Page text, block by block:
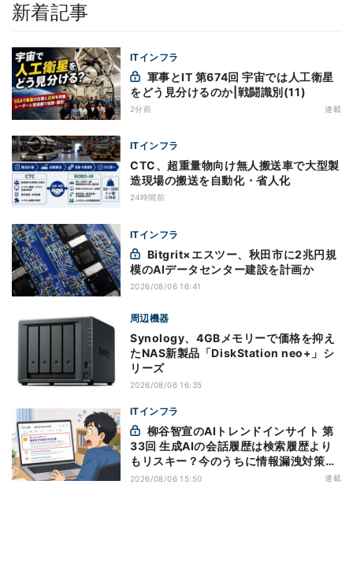
新着記事
ITインフラ
をどう見分けるのか|戦闘識別(11)
2分前 連載
ITインフラ
CTC、超重量物向け無人搬送車で大型製
造現場の搬送を自動化・省人化
24時間前
ITインフラ
模のAIデータセンター建設を計画か
2026/08/06 16:41
周辺機器
Synology、4GBメモリーで価格を抑え
たNAS新製品「DiskStation neo+」シ
リーズ
2026/08/06 16:35
ITインフラ
33回 生成AIの会話履歴は検索履歴より
もリスキー？今のうちに情報漏洩対策を
万全にしておこう
2026/08/06 15:50 連載